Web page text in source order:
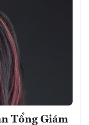
Tổng Giám